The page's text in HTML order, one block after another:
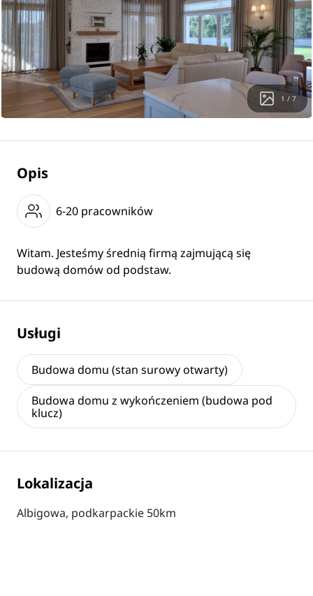
1 / 7
Opis
6-20 pracowników
Witam. Jesteśmy średnią firmą zajmującą się
budową domów od podstaw.
Usługi
Budowa domu (stan surowy otwarty)
Budowa domu z wykończeniem (budowa pod
klucz)
Lokalizacja
Albigowa, podkarpackie 50km